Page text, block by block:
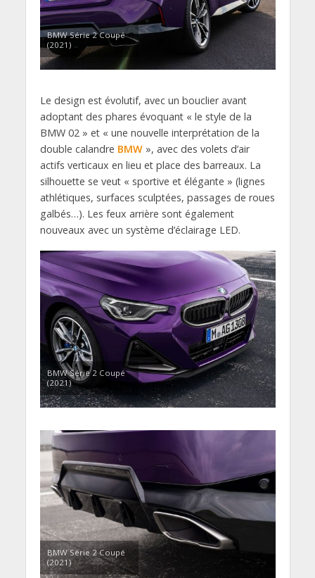
BMW Série 2 Coupé
(2021)
Le design est évolutif, avec un bouclier avant
adoptant des phares évoquant « le style de la
BMW 02 » et « une nouvelle interprétation de la
double calandre BMW», avec des volets d’air
actifs verticaux en lieu et place des barreaux. La
silhouette se veut « sportive et élégante » (lignes
athlétiques, surfaces sculptées, passages de roues
galbés…). Les feux arrière sont également
nouveaux avec un système d’éclairage LED.
BMW Série 2 Coupé
(2021)
BMW Série 2 Coupé
(2021)